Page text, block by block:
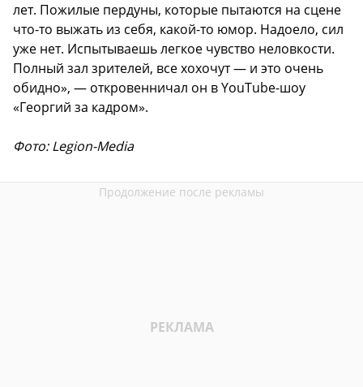
лет. Пожилые пердуны, которые пытаются на сцене
что-то выжать из себя, какой-то юмор. Надоело, сил
уже нет. Испытываешь легкое чувство неловкости.
Полный зал зрителей, все хохочут — и это очень
обидно», — откровенничал он в YouTube-шоу
«Георгий за кадром».
Фото: Legion-Media